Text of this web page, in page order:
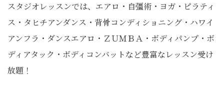
スタジオレッスンでは、エアロ・自彊術・ヨガ・ピラティ
ス・タヒチアンダンス・背骨コンディショニング・ハワイ
アンフラ・ダンスエアロ・ＺＵＭＢＡ・ボディパンプ・ボ
ディアタック・ボディコンバットなど豊富なレッスン受け
放題！